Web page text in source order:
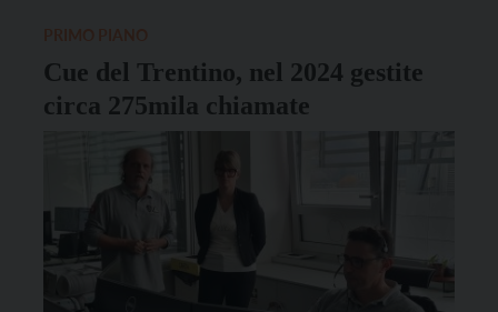
Cue del Trentino, nel 2024 gestite
circa 275mila chiamate